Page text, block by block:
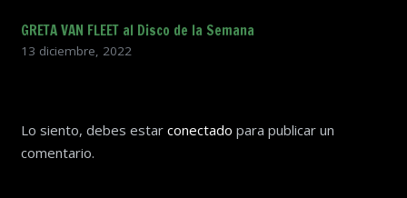
GRETA VAN FLEET al Disco de la Semana
13 diciembre, 2022
Lo siento, debes estar conectado para publicar un
comentario.